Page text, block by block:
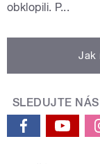
obklopili. P...
Jak
SLEDUJTE NÁS